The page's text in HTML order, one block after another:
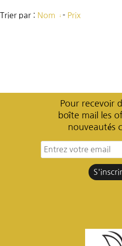
Trier par : Nom - Prix
Pour recevoir
boîte mail les
nouveautés